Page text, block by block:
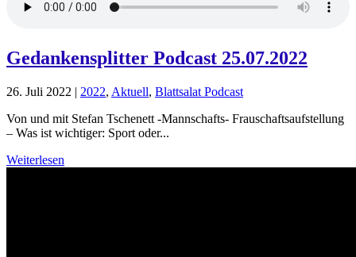
Gedankensplitter Podcast 25.07.2022
26. Juli 2022 | 2022, Aktuell, Blattsalat Podcast
Von und mit Stefan Tschenett -Mannschafts- Frauschaftsaufstellung
– Was ist wichtiger: Sport oder...
Weiterlesen